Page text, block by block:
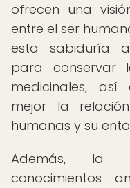
ofrecen una
entre el ser
esta sabiduría
para conservar
medicinales,
mejor la
humanas y su
Además, la
conocimientos